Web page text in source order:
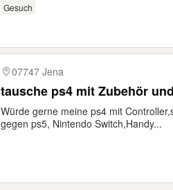
Gesuch
07747 Jena
tausche ps4 mit Zubehör
Würde gerne meine ps4 mit
gegen ps5, Nintendo Switch,Handy...